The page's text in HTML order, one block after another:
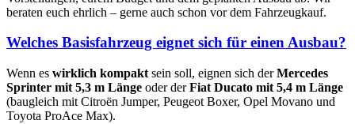
beraten euch ehrlich – gerne auch schon vor dem Fahrzeugkauf.
Welches Basisfahrzeug eignet sich für einen Ausbau?
Wenn es wirklich kompakt sein soll, eignen sich derMercedes
Sprinter mit 5,3 m Länge oder derFiat Ducato mit 5,4 m Länge
(baugleich mit Citroën Jumper, Peugeot Boxer, Opel Movano und
Toyota ProAce Max).